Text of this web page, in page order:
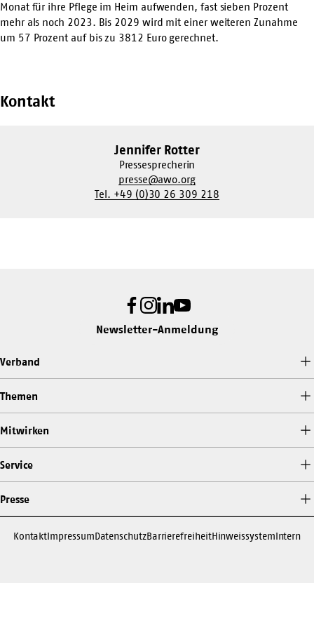
Monat für ihre Pflege im Heim aufwenden, fast sieben Prozent
mehr als noch 2023. Bis 2029 wird mit einer weiteren Zunahme
um 57 Prozent auf bis zu 3812 Euro gerechnet.
Kontakt
Jennifer Rotter
Pressesprecherin
presse@awo.org
Tel. +49 (0)30 26 309 218
Facebook
Instagram
LinkedIn
Youtube
Newsletter-Anmeldung
Verband
Themen
Mitwirken
Service
Presse
KontaktImpressumDatenschutzBarrierefreiheitHinweissystemIntern